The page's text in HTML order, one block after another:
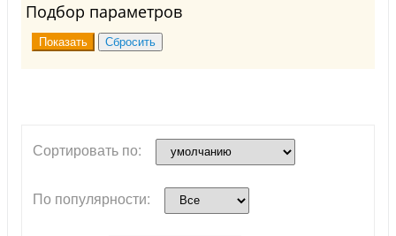
Подбор параметров
Сортировать по:
По популярности: